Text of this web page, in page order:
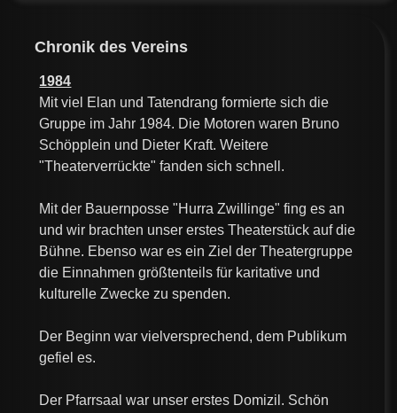
Chronik des Vereins
1984
Mit viel Elan und Tatendrang formierte sich die
Gruppe im Jahr 1984. Die Motoren waren Bruno
Schöpplein und Dieter Kraft. Weitere
"Theaterverrückte" fanden sich schnell.
Mit der Bauernposse "Hurra Zwillinge" fing es an
und wir brachten unser erstes Theaterstück auf die
Bühne. Ebenso war es ein Ziel der Theatergruppe
die Einnahmen größtenteils für karitative und
kulturelle Zwecke zu spenden.
Der Beginn war vielversprechend, dem Publikum
gefiel es.
Der Pfarrsaal war unser erstes Domizil. Schön